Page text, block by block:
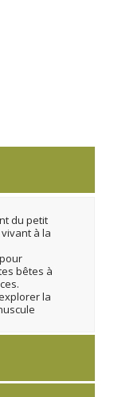
du petit
à la
bêtes à
la